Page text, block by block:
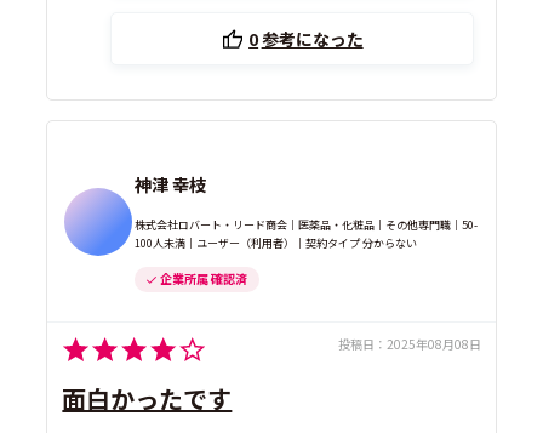
0参考になった
神津 幸枝
株式会社ロバート・リード商会｜医薬品・化粧品｜その他専門職｜50-
100人未満｜ユーザー（利用者）｜契約タイプ 分からない
企業所属 確認済
投稿日： 2025年08月08日
面白かったです